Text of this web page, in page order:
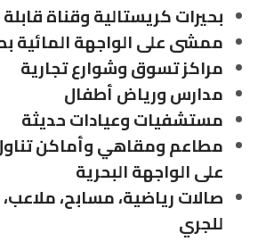
بحيرات كريستالية وقناة
ممشى على الواجهة المائية
مراكز تسوق وشوارع تجارية
مدارس ورياض أطفال
مستشفيات وعيادات حديثة
مطاعم ومقاهي وأماكن
على الواجهة البحرية
صالات رياضية، مسابح،
للجري